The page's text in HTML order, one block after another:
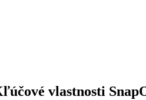
vlastnosti